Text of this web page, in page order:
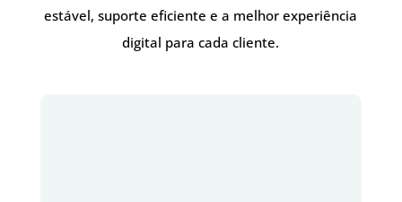
estável, suporte eficiente e a melhor experiência
digital para cada cliente.